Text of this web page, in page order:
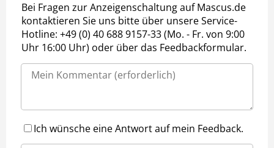
Bei Fragen zur Anzeigenschaltung auf Mascus.de
kontaktieren Sie uns bitte über unsere Service-
Hotline: +49 (0) 40 688 9157-33 (Mo. - Fr. von 9:00
Uhr 16:00 Uhr) oder über das Feedbackformular.
Ich wünsche eine Antwort auf mein Feedback.